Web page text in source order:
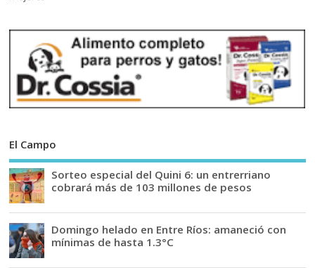
El Campo
Sorteo especial del Quini 6: un entrerriano
cobrará más de 103 millones de pesos
Domingo helado en Entre Ríos: amaneció con
mínimas de hasta 1.3°C